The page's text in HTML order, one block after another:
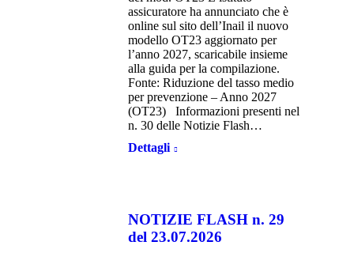
assicuratore ha annunciato che è
online sul sito dell’Inail il nuovo
modello OT23 aggiornato per
l’anno 2027, scaricabile insieme
alla guida per la compilazione.
Fonte: Riduzione del tasso medio
per prevenzione – Anno 2027
(OT23) Informazioni presenti nel
n. 30 delle Notizie Flash…
Dettagli
NOTIZIE FLASH n. 29
del 23.07.2026